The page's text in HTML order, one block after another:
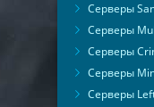
Серверы
Серверы
Серверы
Серверы
Серверы